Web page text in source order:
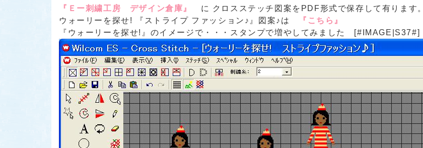
『Ｅー刺繍工房 デザイン倉庫』
に クロスステッチ図案をPDF形式で保存して有ります。
ウォーリーを探せ! 『ストライプ ファッション♪』図案♪は
『こちら』
『ウォーリーを探せ!』のイメージで・・・スタンプで増やしてみました [#IMAGE|S37#]